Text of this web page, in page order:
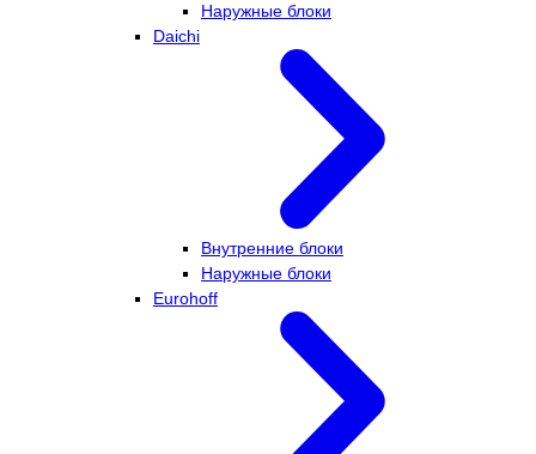
Наружные блоки
Daichi
Внутренние блоки
Наружные блоки
Eurohoff